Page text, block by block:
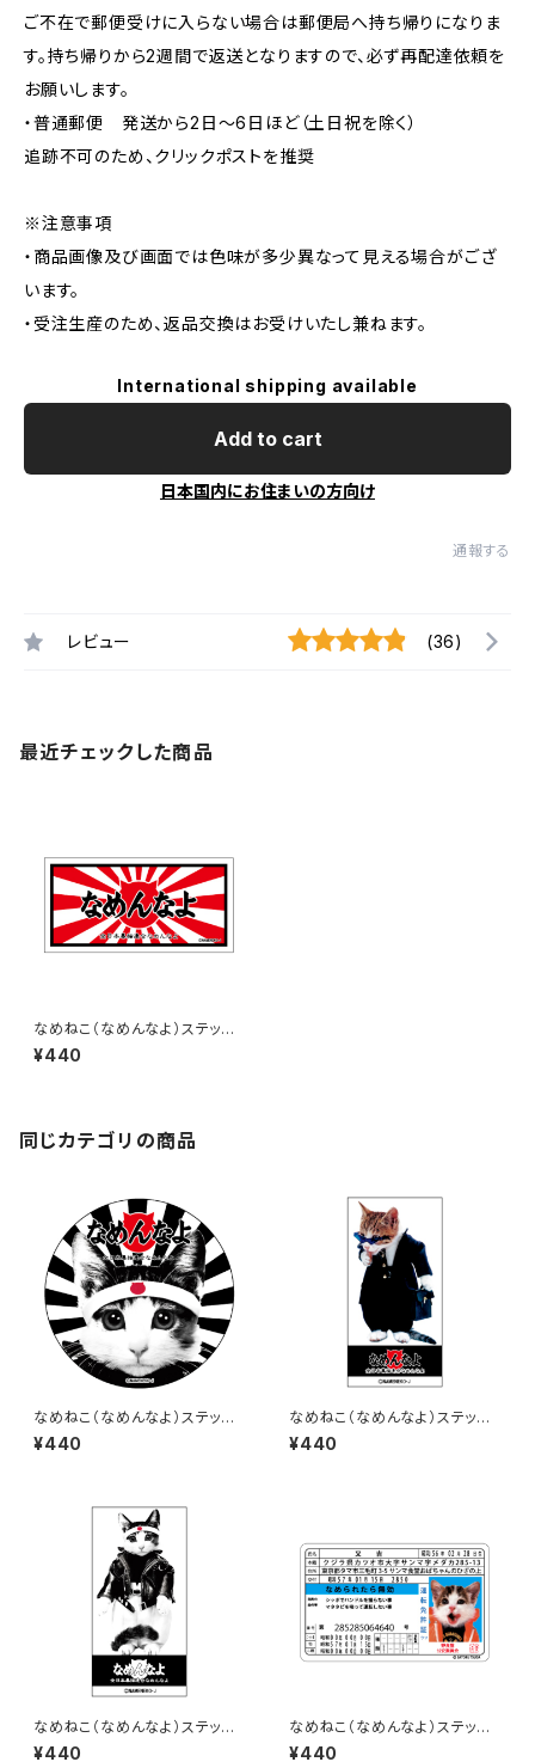
ご不在で郵便受けに入らない場合は郵便局へ持ち帰りになりま
す。持ち帰りから2週間で返送となりますので、必ず再配達依頼を
お願いします。
・普通郵便 発送から2日〜6日ほど（土日祝を除く）
追跡不可のため、クリックポストを推奨
※注意事項
・商品画像及び画面では色味が多少異なって見える場合がござ
います。
・受注生産のため、返品交換はお受けいたし兼ねます。
International shipping available
Add to cart
日本国内にお住まいの方向け
通報する
レビュー (36)
最近チェックした商品
なめねこ（なめんなよ）ステッカ
ー B-2
¥440
同じカテゴリの商品
なめねこ（なめんなよ）ステッカ
ー A-1
¥440
なめねこ（なめんなよ）ステッカ
ー B-16
¥440
なめねこ（なめんなよ）ステッカ
ー B-15
¥440
なめねこ（なめんなよ）ステッカ
ー D-1
¥440